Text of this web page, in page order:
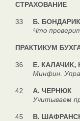
СТРАХОВАНИЕ
33 Б. БОНДАРИК
Что проверит
ПРАКТИКУМ
36 Е. КАЛАЧИК,
Минфин.
42 А. ЧЕРНЮК
Учитываем
45 В.